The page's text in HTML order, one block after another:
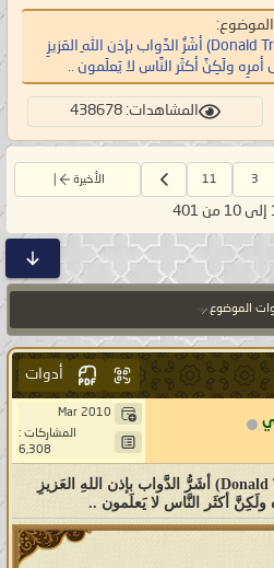
الموضوع:
فَليسقُط دونالد ترامب (Donald Trump) أشَرُّ الدَّواب بإذن اللهِ العَزيزِ
أمرِه ولَكِنَّ أكثَر النَّاس لا يَعلَمون ..
المشاهدات: 438678
3
11 الأخيرة
الموضوع
أدوات
Mar 2010
المشاركات :
6,308
فَليسقُط دونالد ترامب (Donald Trump) أشَرُّ الدَّواب بإذن اللهِ العَزيزِ
ولَكِنَّ أكثَر النَّاس لا يَعلَمون ..